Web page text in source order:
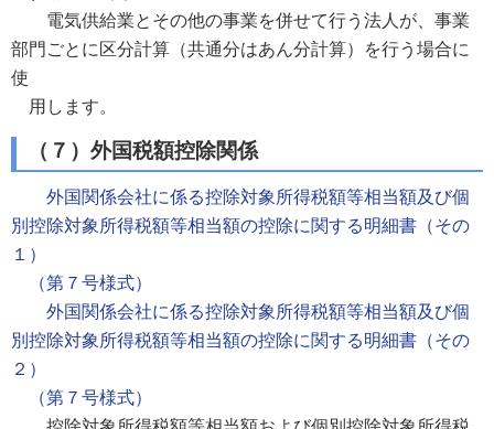
電気供給業とその他の事業を併せて行う法人が、事業
部門ごとに区分計算（共通分はあん分計算）を行う場合に
使
用します。
（７）外国税額控除関係
外国関係会社に係る控除対象所得税額等相当額及び個
別控除対象所得税額等相当額の控除に関する明細書（その
１）
（第７号様式）
外国関係会社に係る控除対象所得税額等相当額及び個
別控除対象所得税額等相当額の控除に関する明細書（その
２）
（第７号様式）